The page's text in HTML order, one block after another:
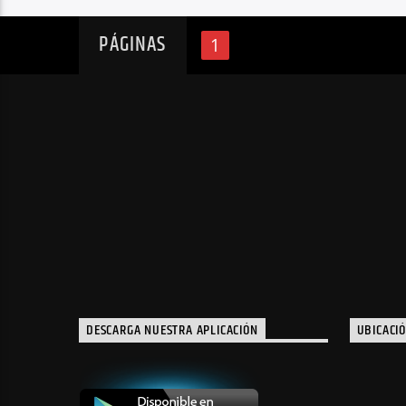
PÁGINAS 1
DESCARGA NUESTRA APLICACIÓN